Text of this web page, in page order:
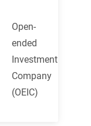
Open-
ended
Investment
Company
(OEIC)